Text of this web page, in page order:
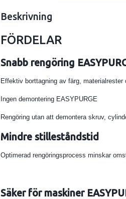
Beskrivning
FÖRDELAR
Snabb rengöring
Effektiv borttagning av färg,
Ingen demontering EASYPURGE
Rengöring utan att demontera skruv,
Mindre stilleståndstid
Optimerad rengöringsprocess minskar
Säker för maskiner